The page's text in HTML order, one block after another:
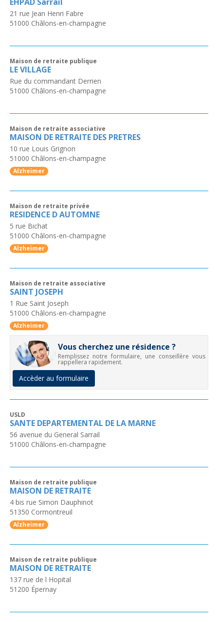
21 rue Jean Henri Fabre
51000 Châlons-en-champagne
Maison de retraite publique
LE VILLAGE
Rue du commandant Derrien
51000 Châlons-en-champagne
Maison de retraite associative
MAISON DE RETRAITE DES PRETRES
10 rue Louis Grignon
51000 Châlons-en-champagne
Alzheimer
Maison de retraite privée
RESIDENCE D AUTOMNE
5 rue Bichat
51000 Châlons-en-champagne
Alzheimer
Maison de retraite associative
SAINT JOSEPH
1 Rue Saint Joseph
51000 Châlons-en-champagne
Alzheimer
Vous cherchez une résidence ?
Remplissez notre formulaire, une conseillère vous
rappellera rapidement.
Accèder au formulaire
USLD
SANTE DEPARTEMENTAL DE LA MARNE
56 avenue du General Sarrail
51000 Châlons-en-champagne
Maison de retraite publique
MAISON DE RETRAITE
4 bis rue Simon Dauphinot
51350 Cormontreuil
Alzheimer
Maison de retraite publique
MAISON DE RETRAITE
137 rue de l Hopital
51200 Épernay